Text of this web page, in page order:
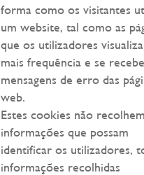
forma como os visitantes
um website, tal como as
que os utilizadores
mais frequência e se
mensagens de erro das
web.
Estes cookies não recolhem
informações que possam
identificar os utilizadores,
informações recolhidas